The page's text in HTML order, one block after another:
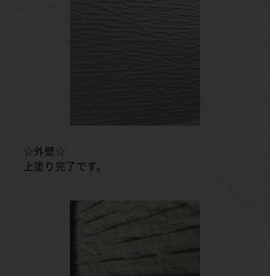
☆外壁☆
上塗り完了です。